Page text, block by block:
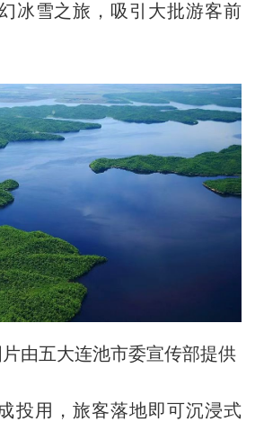
冰雪之旅，吸引大批游客前
由五大连池市委宣传部提供
投用，旅客落地即可沉浸式